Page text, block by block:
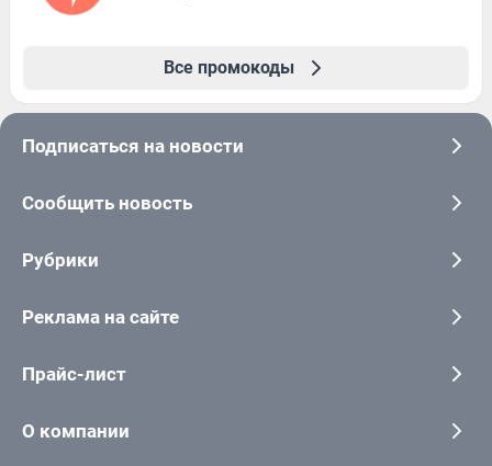
Все промокоды
Подписаться на новости
Сообщить новость
Рубрики
Реклама на сайте
Прайс-лист
О компании